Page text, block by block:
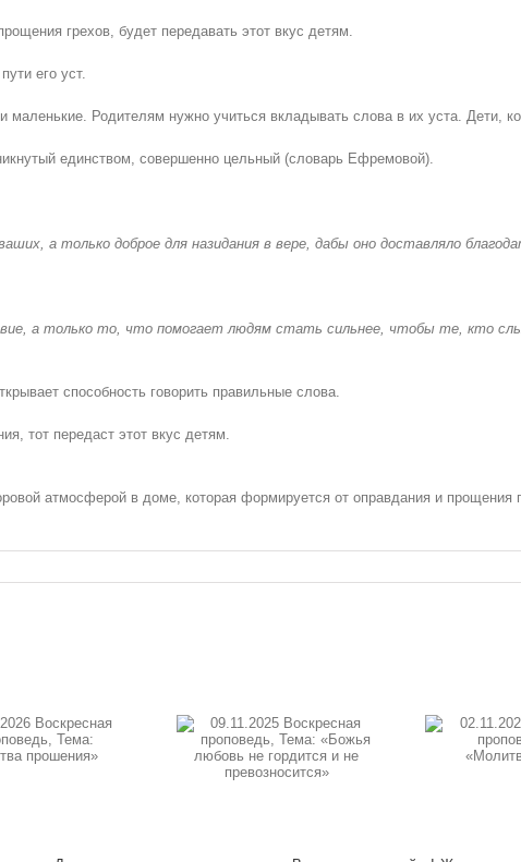
грехов, будет передавать этот вкус детям.
его уст.
маленькие. Родителям нужно учиться вкладывать слова в их уста. Дети,
единством, совершенно цельный (словарь Ефремовой).
а только доброе для назидания в вере, дабы оно доставляло
а только то, что помогает людям стать сильнее, чтобы те, кто
способность говорить правильные слова.
тот передаст этот вкус детям.
атмосферой в доме, которая формируется от оправдания и прощения
09.11.2025 Воскресная
проповедь, Тема:
02.11.2025 Воскресная
проповедь, Тема: